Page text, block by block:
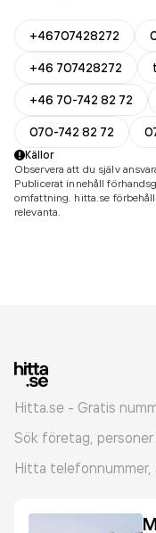
+46707428272
+46 707428272
+46 70-742 82 72
070-742 82 72
Källor
Observera att du själv
Publicerat innehåll
omfattning. hitta.se
relevanta.
Hitta.se - Gratis
Sök företag,
Hitta telefonnummer,